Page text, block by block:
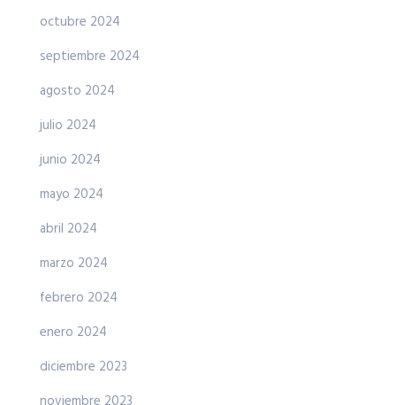
octubre 2024
septiembre 2024
agosto 2024
julio 2024
junio 2024
mayo 2024
abril 2024
marzo 2024
febrero 2024
enero 2024
diciembre 2023